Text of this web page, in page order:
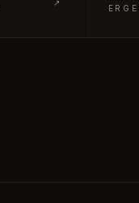
↗